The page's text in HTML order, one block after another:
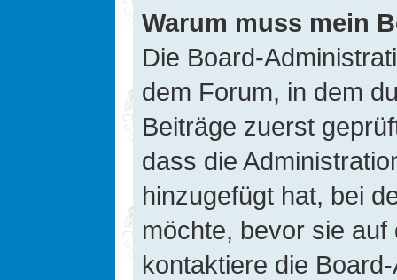
Warum muss mein
Die Board-
dem Forum, in dem
Beiträge zuerst
dass die
hinzugefügt hat, bei
möchte, bevor sie
kontaktiere die